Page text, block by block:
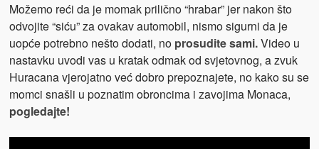
Možemo reći da je momak prilično “hrabar” jer nakon što
odvojite “siću” za ovakav automobil, nismo sigurni da je
uopće potrebno nešto dodati, no prosudite sami.Video u
nastavku uvodi vas u kratak odmak od svjetovnog, a zvuk
Huracana vjerojatno već dobro prepoznajete, no kako su se
momci snašli u poznatim obroncima i zavojima Monaca,
pogledajte!